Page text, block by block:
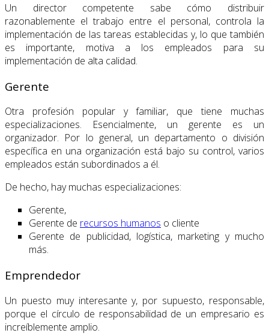
Un director competente sabe cómo distribuir
razonablemente el trabajo entre el personal, controla la
implementación de las tareas establecidas y, lo que también
es importante, motiva a los empleados para su
implementación de alta calidad.
Gerente
Otra profesión popular y familiar, que tiene muchas
especializaciones. Esencialmente, un gerente es un
organizador. Por lo general, un departamento o división
específica en una organización está bajo su control, varios
empleados están subordinados a él.
De hecho, hay muchas especializaciones:
Gerente,
Gerente de recursos humanos o cliente
Gerente de publicidad, logística, marketing y mucho
más.
Emprendedor
Un puesto muy interesante y, por supuesto, responsable,
porque el círculo de responsabilidad de un empresario es
increíblemente amplio.